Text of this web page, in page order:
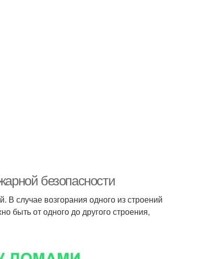
безопасности
случае возгорания одного из строений
быть от одного до другого строения,